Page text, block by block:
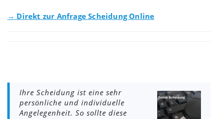
→ Direkt zur Anfrage Scheidung Online
Ihre Scheidung ist eine sehr
persönliche und individuelle
Angelegenheit. So sollte diese